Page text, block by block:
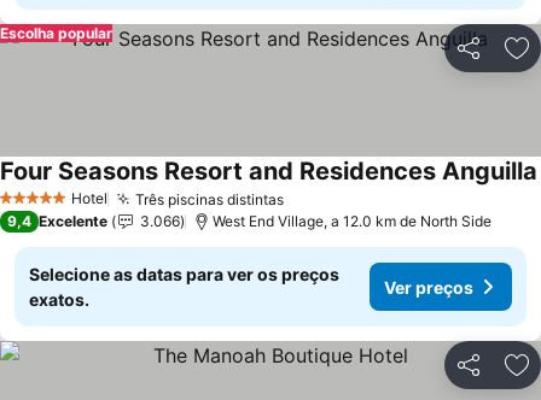
Partilhar
Escolha popular
5 Estrelas Hotel Três piscinas distintasVer preços
Four Seasons Resort and Residences Anguilla
9,4 Excelente 3.066 West End Village, a 12.0 km de North Side
Selecione as datas para ver os preços
exatos.
Ver preços
Partilhar